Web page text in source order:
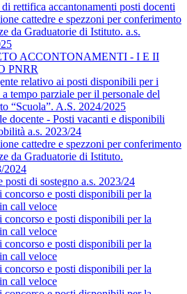
rettifica accantonamenti posti docenti
cattedre e spezzoni per conferimento
da Graduatorie di Istituto. a.s.
ACCONTONAMENTI - I E II
PNRR
relativo ai posti disponibili per i
tempo parziale per il personale del
“Scuola”. A.S. 2024/2025
docente - Posti vacanti e disponibili
a.s. 2023/24
cattedre e spezzoni per conferimento
da Graduatorie di Istituto.
2024
posti di sostegno a.s. 2023/24
concorso e posti disponibili per la
call veloce
concorso e posti disponibili per la
call veloce
concorso e posti disponibili per la
call veloce
concorso e posti disponibili per la
call veloce